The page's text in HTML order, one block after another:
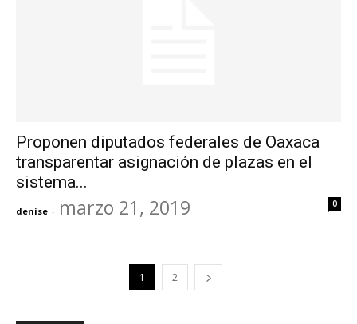
Proponen diputados federales de Oaxaca
transparentar asignación de plazas en el
sistema...
denise - marzo 21, 2019 0
1 2